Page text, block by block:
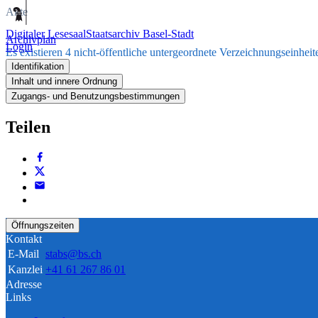
Digitaler LesesaalStaatsarchiv Basel-Stadt
Login
Akte
Archivplan
Es existieren 4 nicht-öffentliche untergeordnete
Identifikation
Inhalt und innere Ordnung
Zugangs- und Benutzungsbestimmungen
Teilen
Öffnungszeiten
Kontakt
E-Mail stabs@bs.ch
Kanzlei +41 61 267 86 01
Adresse
Links